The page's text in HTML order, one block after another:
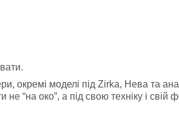
окремі моделі під Zirka, Нева та
не “на око”, а під свою техніку і свій